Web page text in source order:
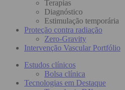
Terapias
Diagnóstico
Estimulação temporária
Proteção contra radiação
Zero-Gravity
Intervenção Vascular Portfólio
Estudos clínicos
Bolsa clínica
Tecnologias em Destaque